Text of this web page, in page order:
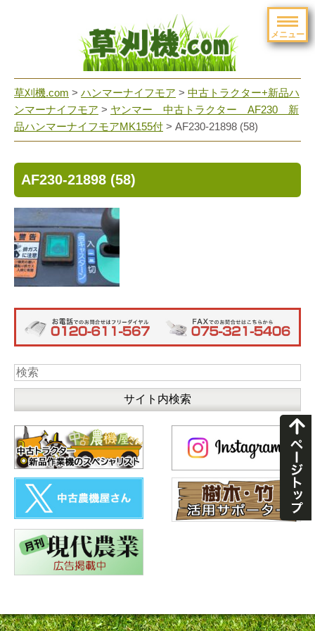
メニュー
草刈機.com > ハンマーナイフモア > 中古トラクター+新品ハ
ンマーナイフモア > ヤンマー 中古トラクター AF230 新
品ハンマーナイフモアMK155付 > AF230-21898 (58)
AF230-21898 (58)